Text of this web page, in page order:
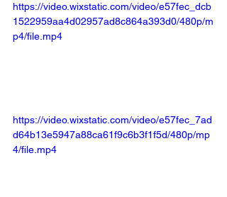
https://video.wixstatic.com/video/e57fec_dcb
1522959aa4d02957ad8c864a393d0/480p/m
p4/file.mp4
https://video.wixstatic.com/video/e57fec_7ad
d64b13e5947a88ca61f9c6b3f1f5d/480p/mp
4/file.mp4